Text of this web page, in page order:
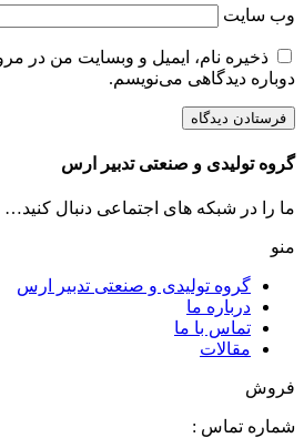
وب‌ سایت
ذخیره نام، ایمیل و وبسایت من در
دوباره دیدگاهی می‌نویسم.
گروه تولیدی و صنعتی تدبیر ارس
ما را در شبکه های اجتماعی دنبال کنید…
منو
گروه تولیدی و صنعتی تدبیر ارس
درباره ما
تماس با ما
مقالات
فروش
شماره تماس :